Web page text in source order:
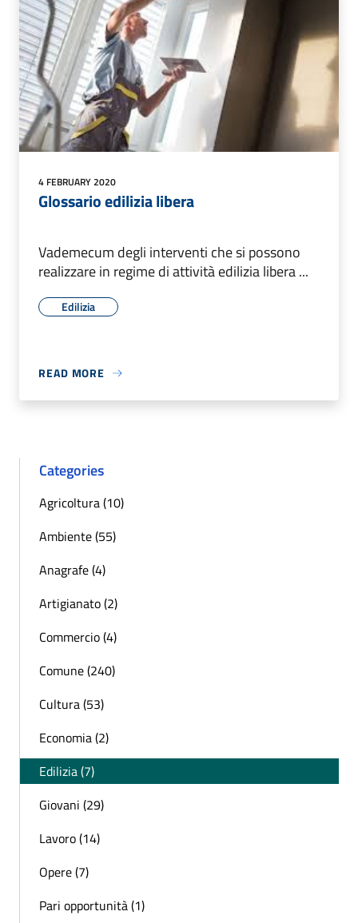
4 FEBRUARY 2020
Glossario edilizia libera
Vademecum degli interventi che si possono
realizzare in regime di attività edilizia libera ...
Edilizia
READ MORE
Categories
Agricoltura (10)
Ambiente (55)
Anagrafe (4)
Artigianato (2)
Commercio (4)
Comune (240)
Cultura (53)
Economia (2)
Edilizia (7)
Giovani (29)
Lavoro (14)
Opere (7)
Pari opportunità (1)